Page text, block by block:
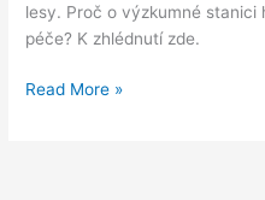
lesy. Proč o výzkumné
péče? K zhlédnutí zde.
Read More »